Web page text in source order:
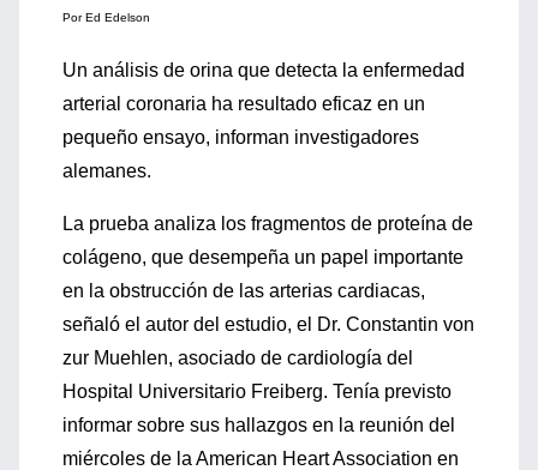
Por Ed Edelson
Un análisis de orina que detecta la enfermedad
arterial coronaria ha resultado eficaz en un
pequeño ensayo, informan investigadores
alemanes.
La prueba analiza los fragmentos de proteína de
colágeno, que desempeña un papel importante
en la obstrucción de las arterias cardiacas,
señaló el autor del estudio, el Dr. Constantin von
zur Muehlen, asociado de cardiología del
Hospital Universitario Freiberg. Tenía previsto
informar sobre sus hallazgos en la reunión del
miércoles de la American Heart Association en